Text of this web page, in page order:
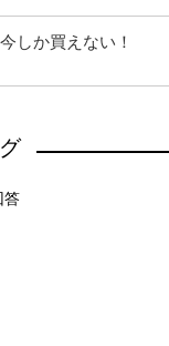
しか買えない！
答